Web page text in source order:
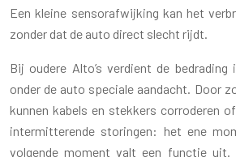
Een kleine sensorafwijking kan het
zonder dat de auto direct slecht rijdt.
Bij oudere Alto’s verdient de
onder de auto speciale aandacht. Door
kunnen kabels en stekkers corroderen
intermitterende storingen: het ene
volgende moment valt een functie uit.